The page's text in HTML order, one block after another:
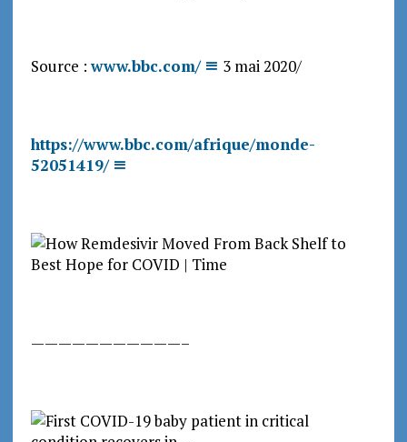
Source :www.bbc.com/ 3 mai 2020/
https://www.bbc.com/afrique/monde-
52051419/
———————————–